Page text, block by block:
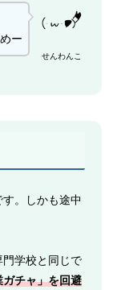
せんわんこ
ー
。しかも途中
門学校と同じで
ガチャ」を回避